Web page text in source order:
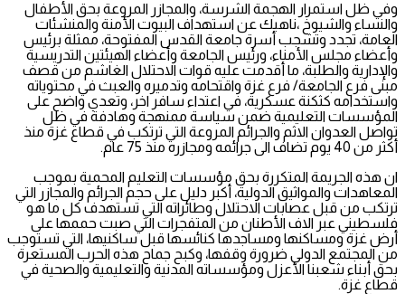
وفي ظل استمرار الهجمة الشرسة، والمجازر المروعة بحق الأطفال
والنساء والشيوخ ،ناهيك عن استهداف البيوت الأمنة والمنشئات
العامة، تجدد وتشجب أسرة جامعة القدس المفتوحة، ممثلة برئيس
وأعضاء مجلس الأمناء، ورئيس الجامعة وأعضاء الهيئتين التدريسية
والإدارية والطلبة، ما أقدمت عليه قوات الاحتلال الغاشم من قصف
مبنى فرع الجامعة/ فرع غزة واقتحامه وتدميره والعبث في محتوياته
واستخدامه كثكنة عسكرية، في اعتداء سافر اخر، وتعدي واضح على
المؤسسات التعليمية ضمن سياسة ممنهجة وهادفة في ظل
تواصل العدوان الاثم والجرائم المروعة التي ترتكب في قطاع غزة منذ
أكثر من 40 يوم تضاف الى جرائمه ومجازره منذ 75 عام.
ان هذه الجريمة المتكررة بحق مؤسسات التعليم المحمية بموجب
المعاهدات والمواثيق الدولية، أكبر دليل على حجم الجرائم والمجازر التي
ترتكب من قبل عصابات الاحتلال وطائراته التي تستهدف كل ما هو
فلسطيني عبر الاف الأطنان من المتفجرات التي صبت حممها على
أرض غزة ومساكنها ومساجدها كنائسها قبل ساكنيها، التي تستوجب
من المجتمع الدولي ضرورة وقفها، وكبح جماح هذه الحرب المستعرة
بحق أبناء شعبنا الأعزل ومؤسساته المدنية والتعليمية والصحية في
قطاع غزة.